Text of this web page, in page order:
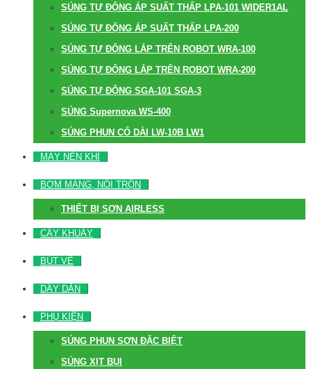
SÚNG TỰ ĐỘNG ÁP SUẤT THẤP LPA-101 WIDER1AL
SÚNG TỰ ĐỘNG ÁP SUẤT THẤP LPA-200
SÚNG TỰ ĐỘNG LẮP TRÊN ROBOT WRA-100
SÚNG TỰ ĐỘNG LẮP TRÊN ROBOT WRA-200
SÚNG TỰ ĐỘNG SGA-101 SGA-3
SÚNG Supernova WS-400
SÚNG PHUN CỔ DÀI LW-10B LW1
MÁY NÉN KHÍ
BƠM MÀNG, NỒI TRỘN
THIẾT BỊ SƠN AIRLESS
CÂY KHUẤY
BÚT VẼ
DÂY DẪN
PHỤ KIỆN
SÚNG PHUN SƠN ĐẶC BIỆT
SÚNG XỊT BỤI